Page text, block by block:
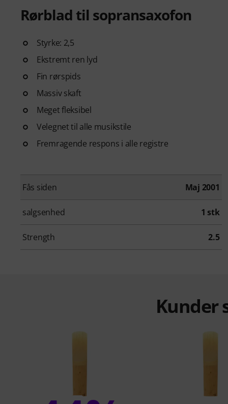
Rørblad til sopransaxofon
Styrke: 2,5
Ekstremt ren lyd
Fin rørspids
Massiv skaft
Meget fleksibel
Velegnet til alle musikstile
Fremragende respons i alle registre
Fås siden Maj 2001
salgsenhed 1 stk
Strength 2.5
Kunder